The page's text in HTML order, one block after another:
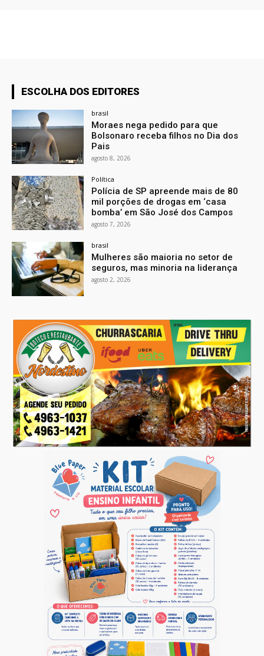
ESCOLHA DOS EDITORES
brasil
Moraes nega pedido para que
Bolsonaro receba filhos no Dia dos
Pais
agosto 8, 2026
Política
Polícia de SP apreende mais de 80
mil porções de drogas em ‘casa
bomba’ em São José dos Campos
agosto 7, 2026
brasil
Mulheres são maioria no setor de
seguros, mas minoria na liderança
agosto 2, 2026